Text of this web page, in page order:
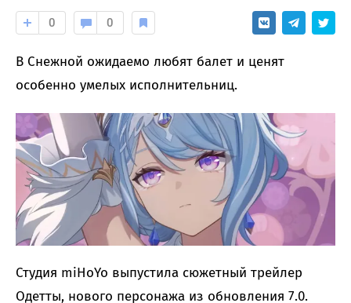
0 0
В Снежной ожидаемо любят балет и ценят
особенно умелых исполнительниц.
Студия miHoYo выпустила сюжетный трейлер
Одетты, нового персонажа из обновления 7.0.